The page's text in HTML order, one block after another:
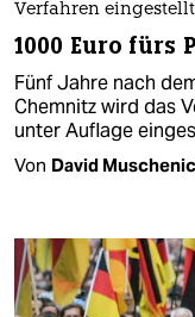
Verfahren
1000 Euro fürs
Fünf Jahre nach
Chemnitz wird das
unter Auflage
Von David